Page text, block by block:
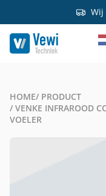
Wij
HOME/ PRODUCT
/ VENKE INFRAROOD
VOELER